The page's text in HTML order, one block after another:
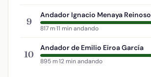
9
Andador Ignacio Menaya Reinoso
817 m·11 min andando
10
Andador de Emilio Eiroa García
895 m·12 min andando